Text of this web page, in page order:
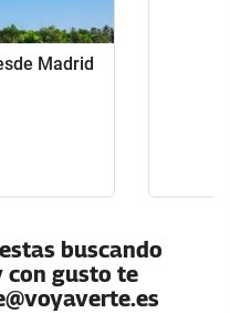
Madrid
buscando
con gusto te